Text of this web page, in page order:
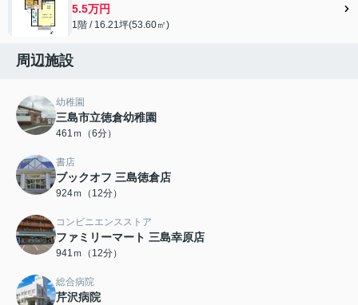
5.5万円
1階 / 16.21坪(53.60㎡)
周辺施設
幼稚園
三島市立徳倉幼稚園
461ｍ（6分）
書店
ブックオフ 三島徳倉店
924ｍ（12分）
コンビニエンスストア
ファミリーマート 三島幸原店
941ｍ（12分）
総合病院
芹沢病院